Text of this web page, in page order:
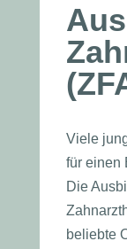
Viele
für einen
Die
beliebte